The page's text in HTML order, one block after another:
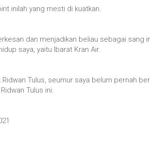
inilah yang mesti di kuatkan.
dan menjadikan beliau sebagai sang
saya, yaitu Ibarat Kran Air.
Ridwan Tulus, seumur saya belum pernah
Tulus ini.